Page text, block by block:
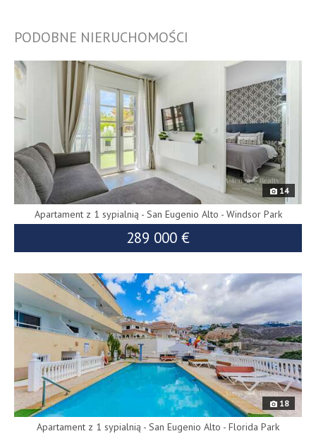
PODOBNE NIERUCHOMOŚCI
14
Apartament z 1 sypialnią - San Eugenio Alto - Windsor Park
289 000 €
18
Apartament z 1 sypialnią - San Eugenio Alto - Florida Park